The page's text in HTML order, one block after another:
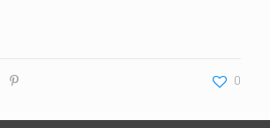
0